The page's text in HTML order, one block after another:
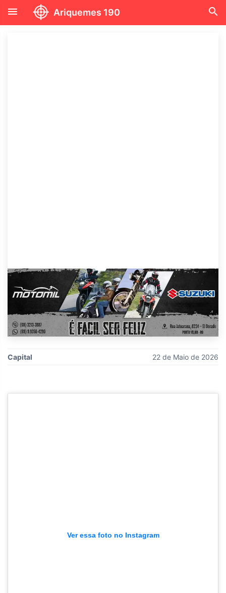
menu Ariquemes 190 search
Capital 22 de Maio de 2026
Ver essa foto no Instagram